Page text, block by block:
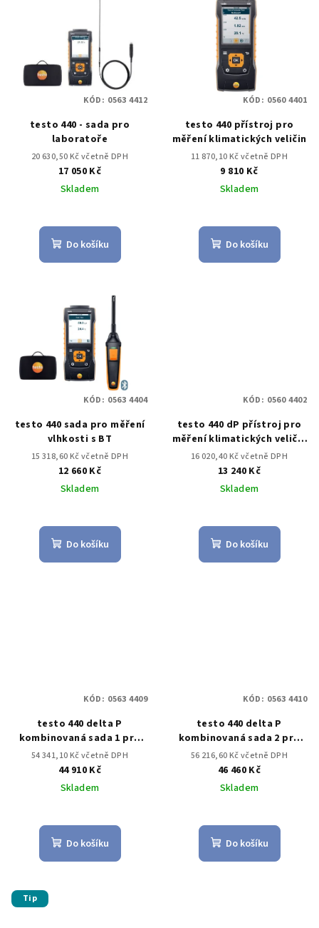
testo 440 - sada pro
laboratoře
20 630,50 Kč včetně DPH
17 050 Kč
Skladem
Do košíku
KÓD: 0563 4412
testo 440 přístroj pro
měření klimatických veličin
11 870,10 Kč včetně DPH
9 810 Kč
Skladem
Do košíku
KÓD: 0560 4401
testo 440 sada pro měření
vlhkosti s BT
15 318,60 Kč včetně DPH
12 660 Kč
Skladem
Do košíku
KÓD: 0563 4404
testo 440 dP přístroj pro
měření klimatických veličin
vč. diferenčního tlaku
16 020,40 Kč včetně DPH
13 240 Kč
Skladem
Do košíku
KÓD: 0560 4402
testo 440 delta P
kombinovaná sada 1 pro
měření proudění s BT
54 341,10 Kč včetně DPH
44 910 Kč
Skladem
Do košíku
KÓD: 0563 4409
testo 440 delta P
kombinovaná sada 2 pro
měření proudění s BT
56 216,60 Kč včetně DPH
46 460 Kč
Skladem
Do košíku
KÓD: 0563 4410
Tip